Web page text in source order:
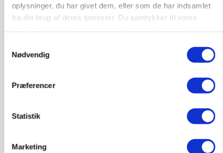
oplysninger, du har givet dem, eller som de har indsamlet
fra din brug af deres tjenester. Du samtykker til vores
Nødvendig
Præferencer
Statistik
Marketing
Snart kan man søge tilskud til naturprojekter
Før såmaskinen kører: Her er efterårets største